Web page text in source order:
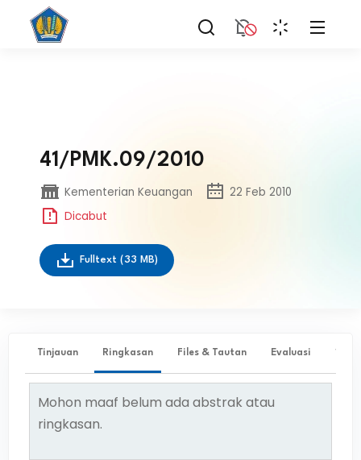
41/PMK.09/2010
Kementerian Keuangan
22 Feb 2010
Dicabut
Fulltext (33 MB)
Tinjauan Ringkasan Files & Tautan Evaluasi ✨
Mohon maaf belum ada abstrak atau
ringkasan.